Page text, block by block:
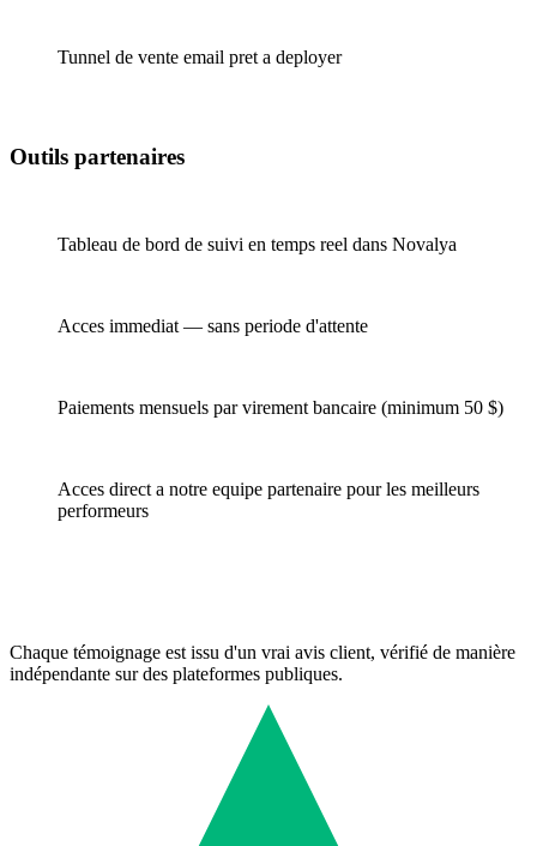
Tunnel de vente email pret a deployer
Outils partenaires
Tableau de bord de suivi en temps reel dans Novalya
Acces immediat — sans periode d'attente
Paiements mensuels par virement bancaire (minimum 50 $)
Acces direct a notre equipe partenaire pour les meilleurs
performeurs
Chaque témoignage est issu d'un vrai avis client, vérifié de manière
indépendante sur des plateformes publiques.